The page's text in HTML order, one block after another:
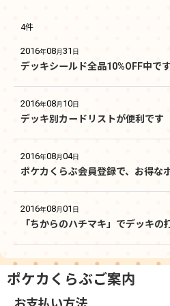
4件
2016年08月31 日
デッキシールド全品10%OFF中で
2016年08月 10日
デッキ別カードリストが便利です
2016年08月04日
ポケカくらぶ会員登録で、お得な
2016年08月01 日
「ちからのハチマキ」でデッキの
ポケカくらぶご案内